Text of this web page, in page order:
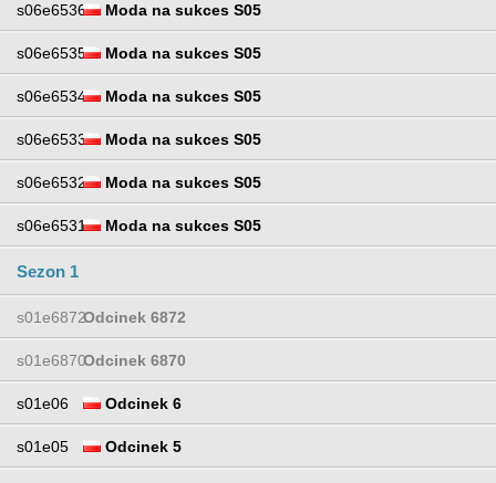
s06e6536 Moda na sukces S05
s06e6535 Moda na sukces S05
s06e6534 Moda na sukces S05
s06e6533 Moda na sukces S05
s06e6532 Moda na sukces S05
s06e6531 Moda na sukces S05
Sezon 1
s01e6872Odcinek 6872
s01e6870Odcinek 6870
s01e06 Odcinek 6
s01e05 Odcinek 5